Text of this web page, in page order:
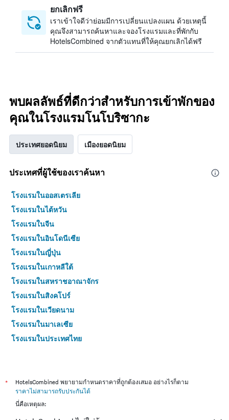
ยกเลิกฟรี
เราเข้าใจดีว่าย่อมมีการเปลี่ยนแปลงแผน ด้วยเหตุนี้
คุณจึงสามารถค้นหาและจองโรงแรมและที่พักกับ
HotelsCombined จากตัวแทนที่ให้คุณยกเลิกได้ฟรี
พบผลลัพธ์ที่ดีกว่าสำหรับการเข้าพักของ
คุณในโรงแรมโนโบริซากะ
ประเทศยอดนิยม เมืองยอดนิยม
ประเทศที่ผู้ใช้ของเราค้นหา
โรงแรมในออสเตรเลีย
โรงแรมในไต้หวัน
โรงแรมในจีน
โรงแรมในอินโดนีเซีย
โรงแรมในญี่ปุ่น
โรงแรมในเกาหลีใต้
โรงแรมในสหราชอาณาจักร
โรงแรมในสิงคโปร์
โรงแรมในเวียดนาม
โรงแรมในมาเลเซีย
โรงแรมในประเทศไทย
*
HotelsCombined พยายามกำหนดราคาที่ถูกต้องเสมอ อย่างไรก็ตาม
ราคาไม่สามารถรับประกันได้
นี่คือเหตุผล: